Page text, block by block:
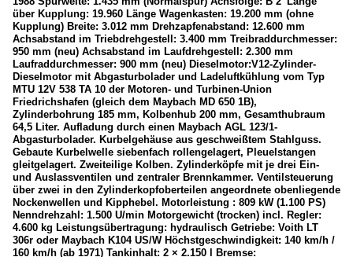
über Kupplung: 19.960 Länge Wagenkasten: 19.200 mm (ohne
Kupplung) Breite: 3.012 mm Drehzapfenabstand: 12.600 mm
Achsabstand im Triebdrehgestell: 3.400 mm Treibraddurchmesser:
950 mm (neu) Achsabstand im Laufdrehgestell: 2.300 mm
Laufraddurchmesser: 900 mm (neu) Dieselmotor:V12-Zylinder-
Dieselmotor mit Abgasturbolader und Ladeluftkühlung vom Typ
MTU 12V 538 TA 10 der Motoren- und Turbinen-Union
Friedrichshafen (gleich dem Maybach MD 650 1B),
Zylinderbohrung 185 mm, Kolbenhub 200 mm, Gesamthubraum
64,5 Liter. Aufladung durch einen Maybach AGL 123/1-
Abgasturbolader. Kurbelgehäuse aus geschweißtem Stahlguss.
Gebaute Kurbelwelle siebenfach rollengelagert, Pleuelstangen
gleitgelagert. Zweiteilige Kolben. Zylinderköpfe mit je drei Ein-
und Auslassventilen und zentraler Brennkammer. Ventilsteuerung
über zwei in den Zylinderkopfoberteilen angeordnete obenliegende
Nockenwellen und Kipphebel. Motorleistung : 809 kW (1.100 PS)
Nenndrehzahl: 1.500 U/min Motorgewicht (trocken) incl. Regler:
4.600 kg Leistungsübertragung: hydraulisch Getriebe: Voith LT
306r oder Maybach K104 US/W Höchstgeschwindigkeit: 140 km/h /
160 km/h (ab 1971) Tankinhalt: 2 × 2.150 l Bremse: